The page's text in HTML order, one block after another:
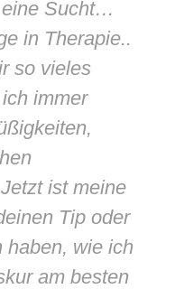
Sucht…
in Therapie..
so vieles
immer
ist meine
Tip oder
haben, wie ich
am besten